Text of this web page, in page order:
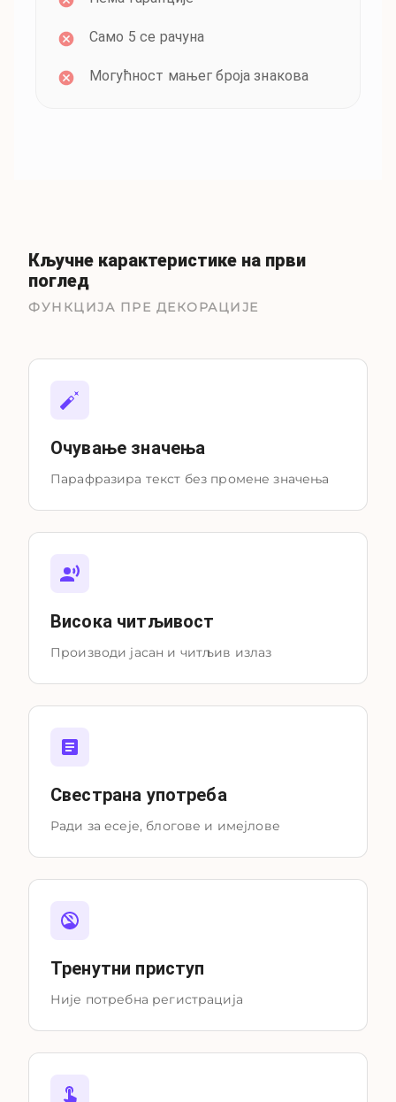
Само 5 се рачуна
Могућност мањег броја знакова
Кључне карактеристике на први
поглед
ФУНКЦИЈА ПРЕ ДЕКОРАЦИЈЕ
Очување значења
Парафразира текст без промене значења
Висока читљивост
Производи јасан и читљив излаз
Свестрана употреба
Ради за есеје, блогове и имејлове
Тренутни приступ
Није потребна регистрација